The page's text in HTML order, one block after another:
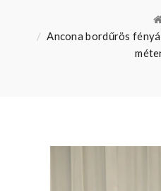
Ancona bordűrös